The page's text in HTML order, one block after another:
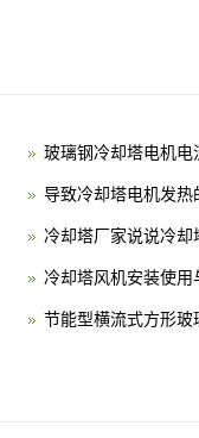
玻璃钢冷却塔电机
导致冷却塔电机发
冷却塔厂家说说冷
冷却塔风机安装使用
节能型横流式方形